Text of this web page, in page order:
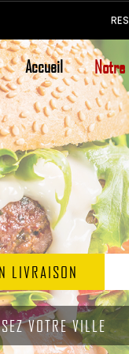
Accueil Notre
LIVRAISON